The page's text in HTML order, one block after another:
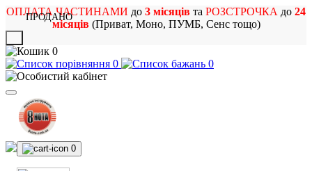
ОПЛАТА ЧАСТИНАМИ до 3 місяців та РОЗСТРОЧКА до 24
місяців(Приват, Моно, ПУМБ, Сенс тощо)
0
0
0
0
ПРОДАНО